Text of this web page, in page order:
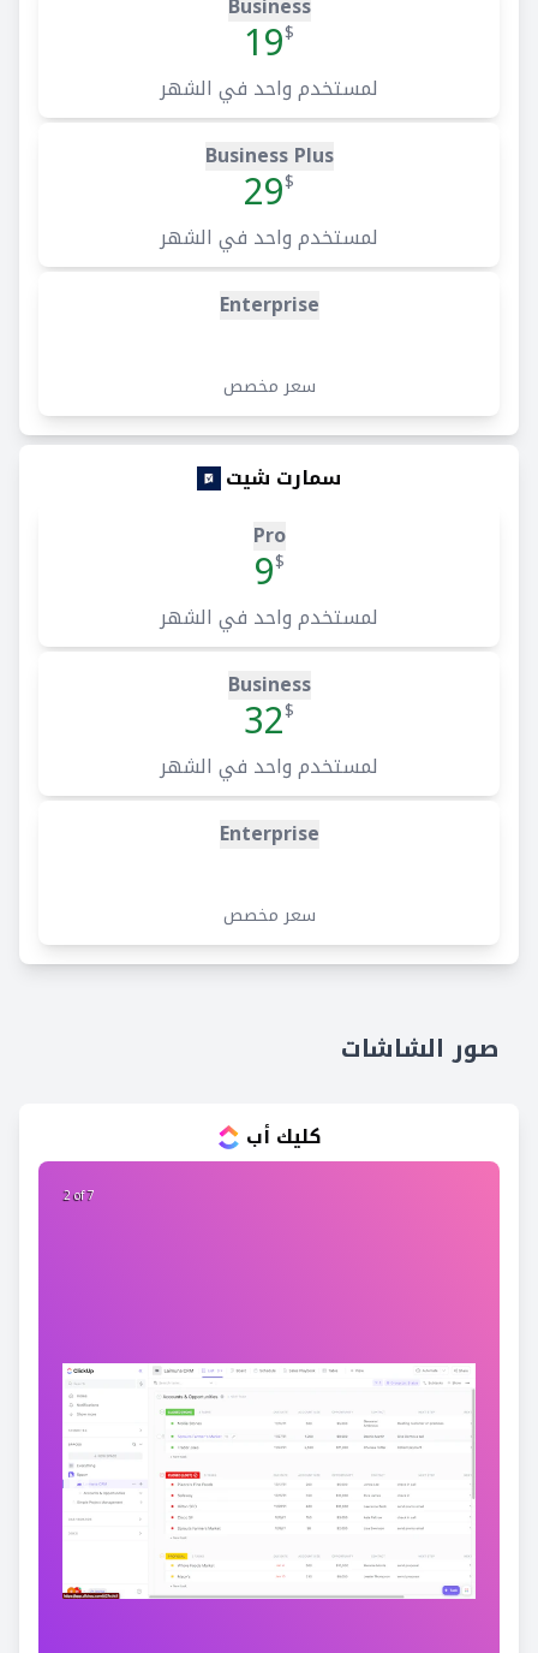
$
19
لمستخدم واحد في الشهر
Business Plus
$
29
لمستخدم واحد في الشهر
Enterprise
سعر مخصص
سمارت شيت
Pro
$
9
لمستخدم واحد في الشهر
Business
$
32
لمستخدم واحد في الشهر
Enterprise
سعر مخصص
صور الشاشات
كليك أب
2 of 7